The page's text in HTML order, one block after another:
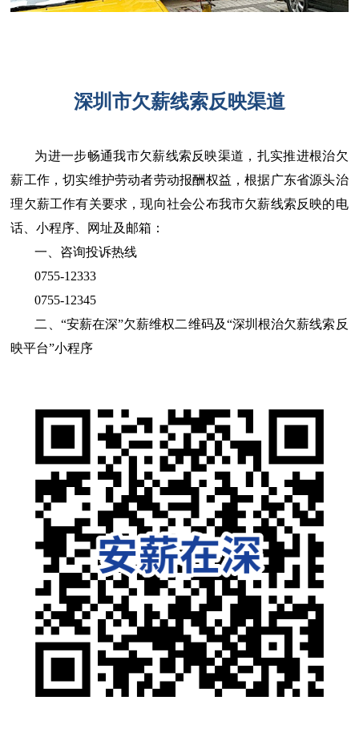
深圳市欠薪线索反映渠道
为进一步畅通我市欠薪线索反映渠道，扎实推进根治欠
薪工作，切实维护劳动者劳动报酬权益，根据广东省源头治
理欠薪工作有关要求，现向社会公布我市欠薪线索反映的电
话、小程序、网址及邮箱：
一、咨询投诉热线
0755-12333
0755-12345
二、“安薪在深”欠薪维权二维码及“深圳根治欠薪线索反
映平台”小程序